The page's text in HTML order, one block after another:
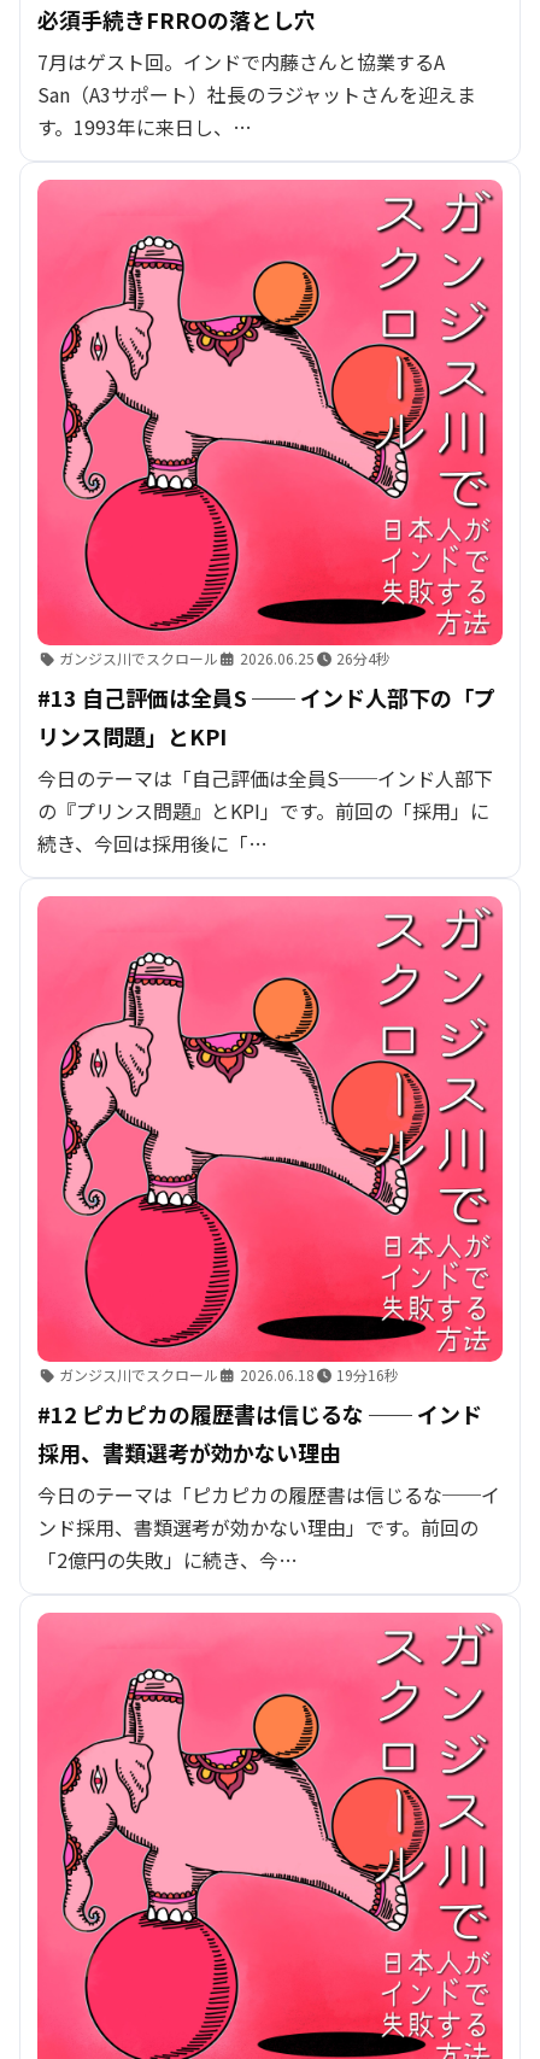
必須手続きFRROの落とし穴
7月はゲスト回。インドで内藤さんと協業するA
San（A3サポート）社長のラジャットさんを迎えま
す。1993年に来日し、…
ガンジス川でスクロール 2026.06.25 26分4秒
#13 自己評価は全員S ── インド人部下の「プ
リンス問題」とKPI
今日のテーマは「自己評価は全員S──インド人部下
の『プリンス問題』とKPI」です。前回の「採用」に
続き、今回は採用後に「…
ガンジス川でスクロール 2026.06.18 19分16秒
#12 ピカピカの履歴書は信じるな ── インド
採用、書類選考が効かない理由
今日のテーマは「ピカピカの履歴書は信じるな──イ
ンド採用、書類選考が効かない理由」です。前回の
「2億円の失敗」に続き、今…